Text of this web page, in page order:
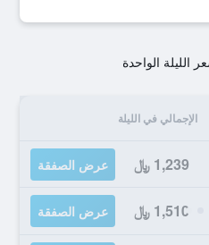
الواحدة
الإجمالي في الليلة
1,239 ﷼ عرض الصفقة
1,510 ﷼ عرض الصفقة